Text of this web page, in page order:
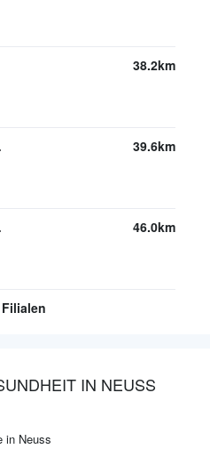
38.2km
39.6km
46.0km
Filialen
IN NEUSS
in Neuss